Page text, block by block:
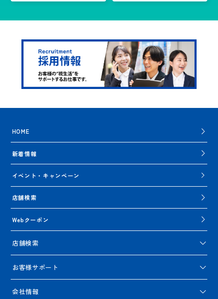
HOME
新着情報
イベント・キャンペーン
店舗検索
Webクーポン
店舗検索
お客様サポート
会社情報